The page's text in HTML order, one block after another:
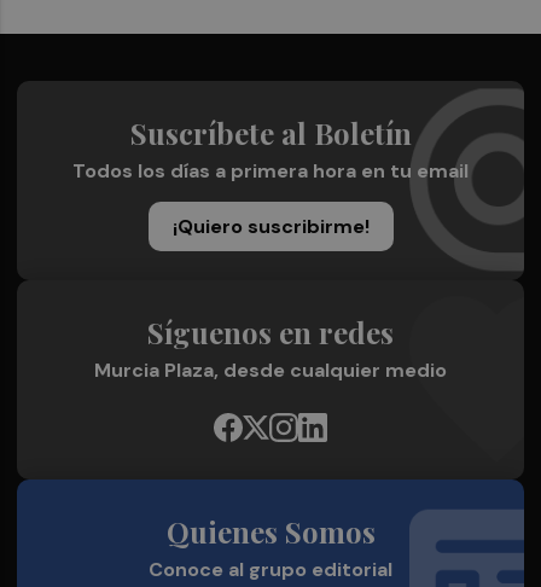
Suscríbete al Boletín
Todos los días a primera hora en tu email
¡Quiero suscribirme!
Síguenos en redes
Murcia Plaza, desde cualquier medio
Quienes Somos
Conoce al grupo editorial